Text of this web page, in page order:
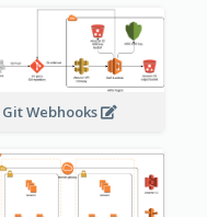
Git Webhooks